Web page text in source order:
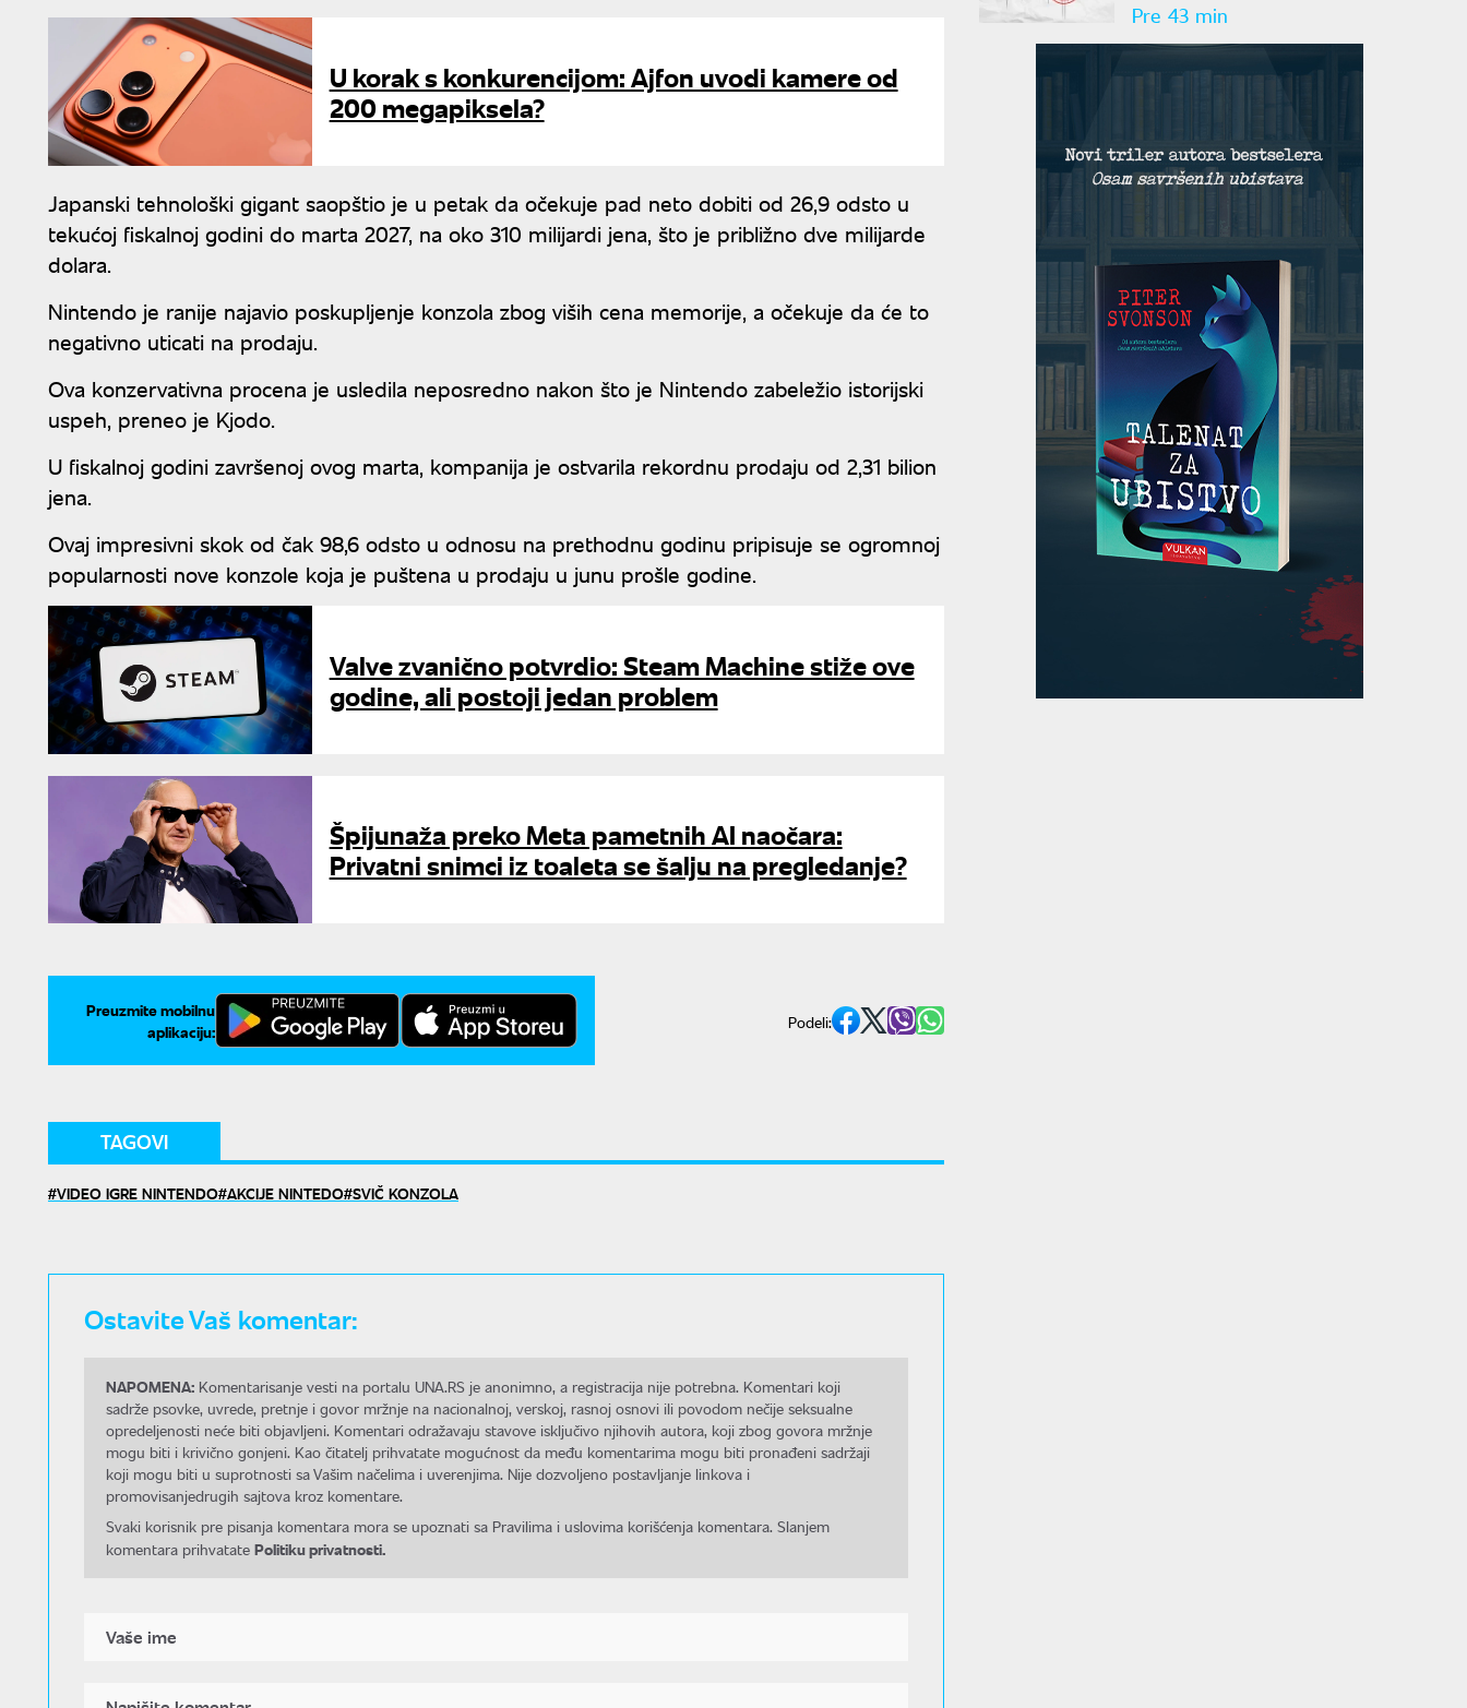
U korak s konkurencijom: Ajfon uvodi kamere od
200 megapiksela?
Japanski tehnološki gigant saopštio je u petak da očekuje pad neto dobiti od 26,9 odsto u
tekućoj fiskalnoj godini do marta 2027, na oko 310 milijardi jena, što je približno dve milijarde
dolara.
Nintendo je ranije najavio poskupljenje konzola zbog viših cena memorije, a očekuje da će to
negativno uticati na prodaju.
Ova konzervativna procena je usledila neposredno nakon što je Nintendo zabeležio istorijski
uspeh, preneo je Kjodo.
U fiskalnoj godini završenoj ovog marta, kompanija je ostvarila rekordnu prodaju od 2,31 bilion
jena.
Ovaj impresivni skok od čak 98,6 odsto u odnosu na prethodnu godinu pripisuje se ogromnoj
popularnosti nove konzole koja je puštena u prodaju u junu prošle godine.
Valve zvanično potvrdio: Steam Machine stiže ove
godine, ali postoji jedan problem
Špijunaža preko Meta pametnih AI naočara:
Privatni snimci iz toaleta se šalju na pregledanje?
Preuzmite mobilnu
aplikaciju:
Podeli:
TAGOVI
VIDEO IGRE NINTENDO AKCIJE NINTEDO SVIČ KONZOLA
Ostavite Vaš komentar:
NAPOMENA: Komentarisanje vesti na portalu UNA.RS je anonimno, a registracija nije potrebna. Komentari koji
sadrže psovke, uvrede, pretnje i govor mržnje na nacionalnoj, verskoj, rasnoj osnovi ili povodom nečije seksualne
opredeljenosti neće biti objavljeni. Komentari odražavaju stavove isključivo njihovih autora, koji zbog govora mržnje
mogu biti i krivično gonjeni. Kao čitatelj prihvatate mogućnost da među komentarima mogu biti pronađeni sadržaji
koji mogu biti u suprotnosti sa Vašim načelima i uverenjima. Nije dozvoljeno postavljanje linkova i
promovisanjedrugih sajtova kroz komentare.
Svaki korisnik pre pisanja komentara mora se upoznati sa Pravilima i uslovima korišćenja komentara. Slanjem
komentara prihvatate Politiku privatnosti.
dubini
Pre 43 min